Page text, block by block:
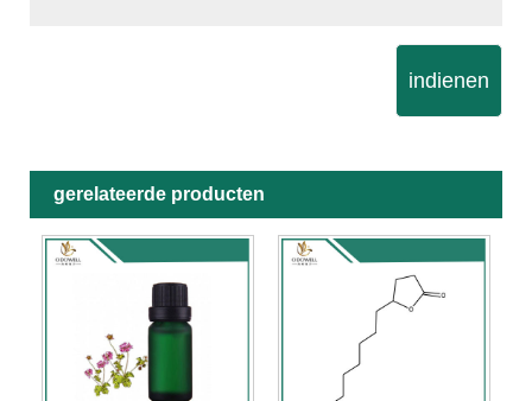
indienen
gerelateerde producten